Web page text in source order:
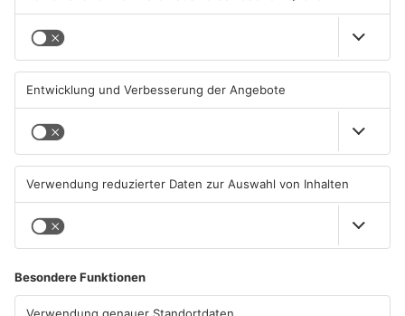
TOPNEWS
Großbaustelle auf A3
zwischen Hösbach und
Stockstadt
03.08.2026, 15:57 UHR IN KREIS
ASCHAFFENBURG
Wenigumstadt feiert das
Stöffche